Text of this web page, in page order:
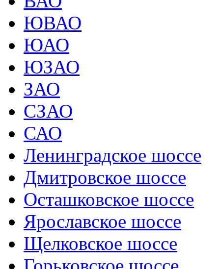
ЮВАО
ЮАО
ЮЗАО
ЗАО
СЗАО
САО
Ленинградское шоссе
Дмитровское шоссе
Осташковское шоссе
Ярославское шоссе
Щелковское шоссе